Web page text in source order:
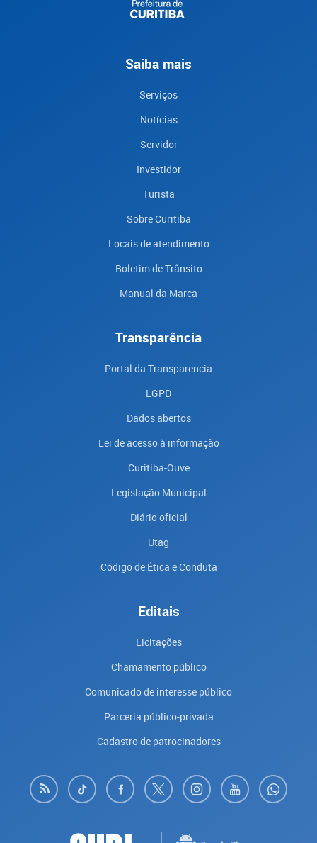
Saiba mais
Serviços
Notícias
Servidor
Investidor
Turista
Sobre Curitiba
Locais de atendimento
Boletim de Trânsito
Manual da Marca
Transparência
Portal da Transparencia
LGPD
Dados abertos
Lei de acesso à informação
Curitiba-Ouve
Legislação Municipal
Diário oficial
Utag
Código de Ética e Conduta
Editais
Licitações
Chamamento público
Comunicado de interesse público
Parceria público-privada
Cadastro de patrocinadores